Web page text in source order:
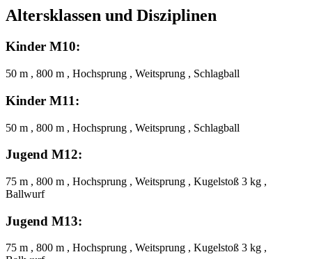
Altersklassen und Disziplinen
Kinder M10:
50 m , 800 m , Hochsprung , Weitsprung , Schlagball
Kinder M11:
50 m , 800 m , Hochsprung , Weitsprung , Schlagball
Jugend M12:
75 m , 800 m , Hochsprung , Weitsprung , Kugelstoß 3 kg ,
Ballwurf
Jugend M13:
75 m , 800 m , Hochsprung , Weitsprung , Kugelstoß 3 kg ,